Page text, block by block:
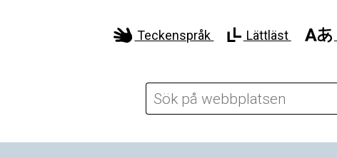
Teckenspråk Lättläst